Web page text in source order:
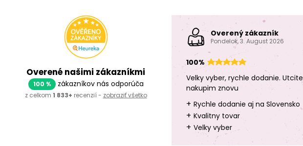
Overené našimi zákazníkmi
100 % zákazníkov nás odporúča
z celkom 1 833+ recenzií - zobraziť všetko
Overený zákazník
Pondelok, 3. August 2026
100%
Velky vyber, rychle dodanie. Utcite
nakupim znovu
+ Rychle dodanie aj na Slovensko
+ Kvalitny tovar
+ Velky vyber